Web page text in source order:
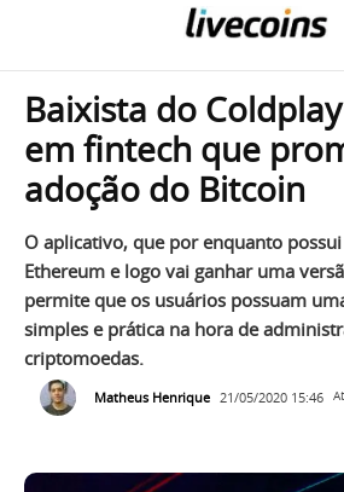
Baixista do
em fintech que
adoção do Bitcoin
O aplicativo, que por enquanto
Ethereum e logo vai ganhar uma
permite que os usuários possuam
simples e prática na hora de
criptomoedas.
Matheus Henrique 21/05/2020 15:46